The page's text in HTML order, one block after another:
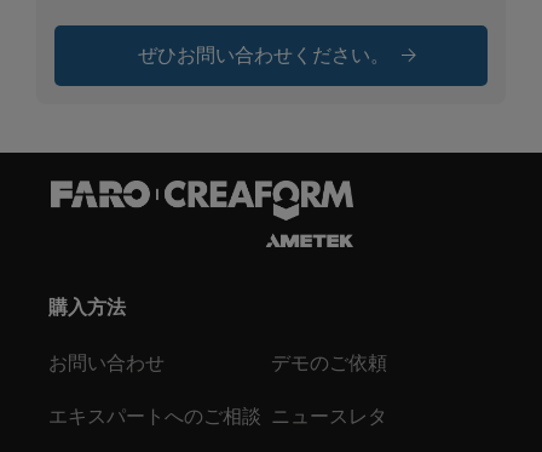
ぜひお問い合わせください。
購入方法
お問い合わせ デモのご依頼
エキスパートへのご相談 ニュースレタ